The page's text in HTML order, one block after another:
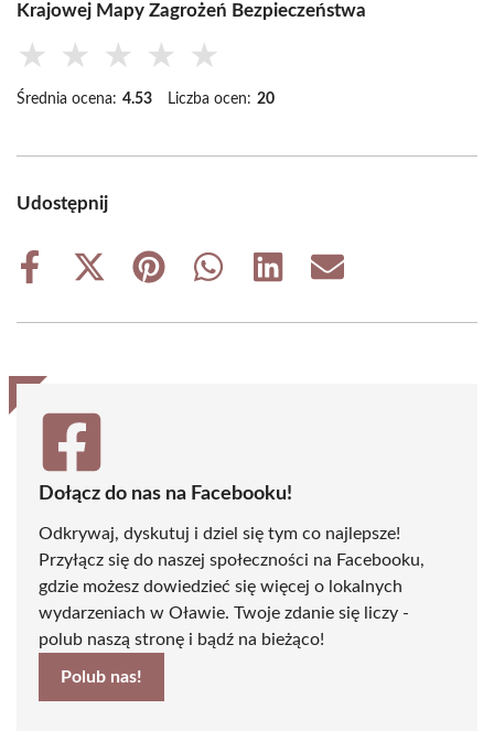
Krajowej Mapy Zagrożeń Bezpieczeństwa
★ ★ ★ ★ ★
Średnia ocena: 4.53 Liczba ocen: 20
Udostępnij
Share
Share
(Twitter)
Share
Share
Share
Share
Dołącz do nas na Facebooku!
Odkrywaj, dyskutuj i dziel się tym co najlepsze!
Przyłącz się do naszej społeczności na Facebooku,
gdzie możesz dowiedzieć się więcej o lokalnych
wydarzeniach w Oławie. Twoje zdanie się liczy -
polub naszą stronę i bądź na bieżąco!
Polub nas!